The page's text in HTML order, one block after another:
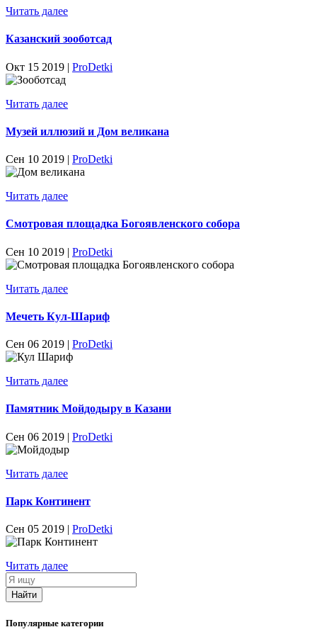
Читать далее
Казанский зооботсад
Окт 15 2019 | ProDetki
Читать далее
Музей иллюзий и Дом великана
Сен 10 2019 | ProDetki
Читать далее
Смотровая площадка Богоявленского собора
Сен 10 2019 | ProDetki
Читать далее
Мечеть Кул-Шариф
Сен 06 2019 | ProDetki
Читать далее
Памятник Мойдодыру в Казани
Сен 06 2019 | ProDetki
Читать далее
Парк Континент
Сен 05 2019 | ProDetki
Читать далее
Я
ищу
Найти
Популярные категории